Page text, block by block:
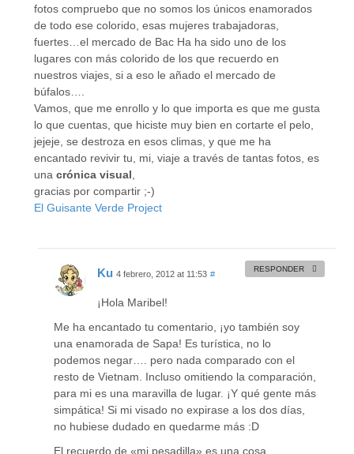
fotos compruebo que no somos los únicos enamorados
de todo ese colorido, esas mujeres trabajadoras,
fuertes…el mercado de Bac Ha ha sido uno de los
lugares con más colorido de los que recuerdo en
nuestros viajes, si a eso le añado el mercado de
búfalos….
Vamos, que me enrollo y lo que importa es que me gusta
lo que cuentas, que hiciste muy bien en cortarte el pelo,
jejeje, se destroza en esos climas, y que me ha
encantado revivir tu, mi, viaje a través de tantas fotos, es
una crónica visual,
gracias por compartir ;-)
El Guisante Verde Project
Ku 4 febrero, 2012 at 11:53 #
¡Hola Maribel!
Me ha encantado tu comentario, ¡yo también soy
una enamorada de Sapa! Es turística, no lo
podemos negar…. pero nada comparado con el
resto de Vietnam. Incluso omitiendo la comparación,
para mi es una maravilla de lugar. ¡Y qué gente más
simpática! Si mi visado no expirase a los dos días,
no hubiese dudado en quedarme más :D
El recuerdo de «mi pesadilla» es una cosa
RESPONDER